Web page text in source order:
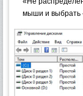
мыши и выбрать